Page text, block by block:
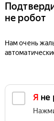
не робот
Нам очень
Я